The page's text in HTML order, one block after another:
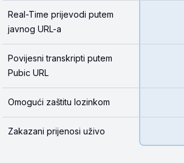
Real-Time prijevodi putem
javnog URL-a
Povijesni transkripti putem
Pubic URL
Omogući zaštitu lozinkom
Zakazani prijenosi uživo